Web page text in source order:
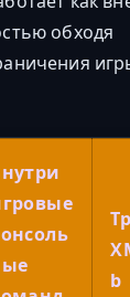
обходя
b